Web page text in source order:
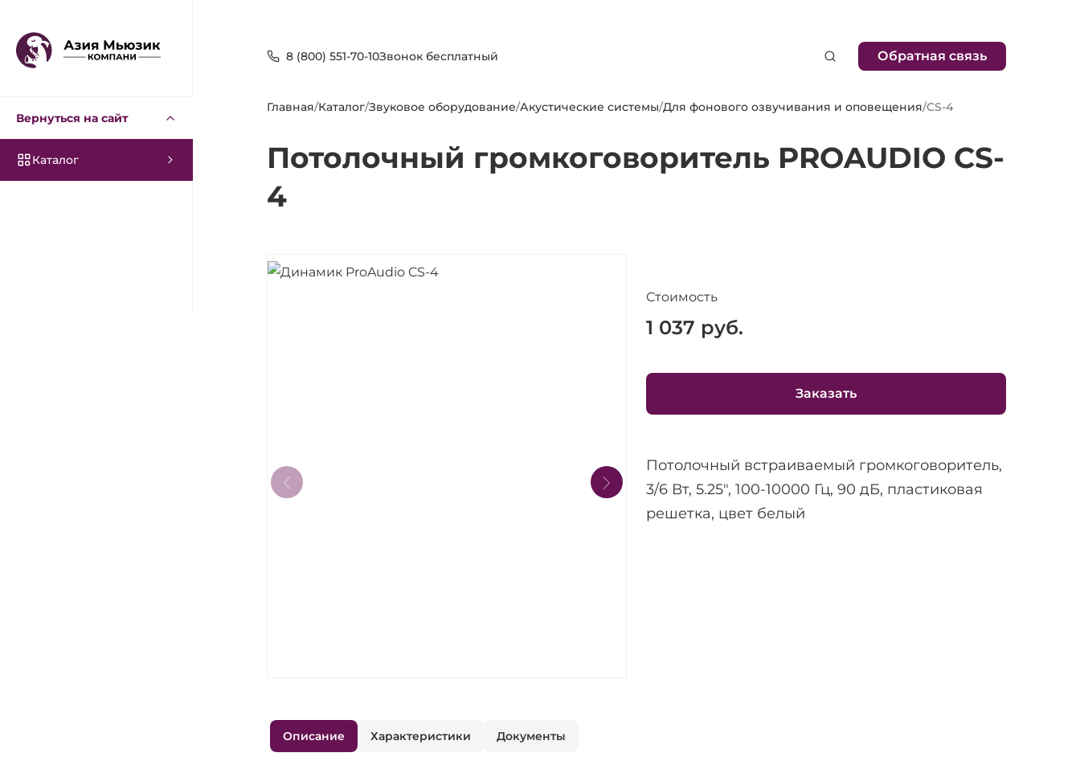
Вернуться на сайт
Каталог
8 (800) 551-70-10Звонок бесплатный Обратная связь
Главная/Каталог/Звуковое оборудование/Акустические системы/Для фонового озвучивания и оповещения/CS-4
Потолочный громкоговоритель PROAUDIO CS-
4
Стоимость
1 037 руб.
Заказать
Потолочный встраиваемый громкоговоритель,
3/6 Вт, 5.25", 100-10000 Гц, 90 дБ, пластиковая
решетка, цвет белый
Описание Характеристики Документы